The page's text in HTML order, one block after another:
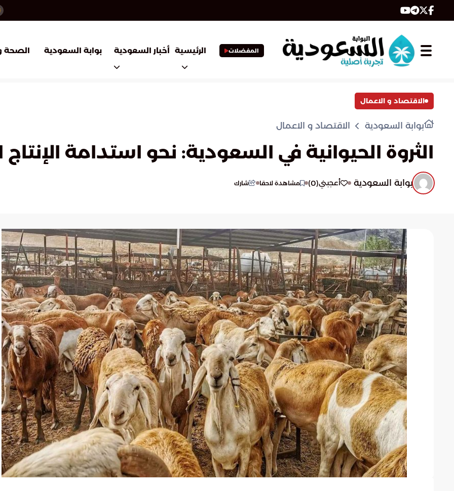
المفضلات الرئيسية أخبار السعودية بوابة السعودية الصحة
الاقتصاد و الاعمال
بوابة السعودية الاقتصاد و الاعمال
الثروة الحيوانية في السعودية: نحو استدامة الإنتاج
بوابة السعودية أعجبني(
0
) مشاهدة لاحقا شارك